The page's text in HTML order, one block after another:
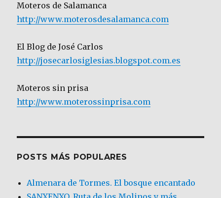
Moteros de Salamanca
http://www.moterosdesalamanca.com
El Blog de José Carlos
http://josecarlosiglesias.blogspot.com.es
Moteros sin prisa
http://www.moterossinprisa.com
POSTS MÁS POPULARES
Almenara de Tormes. El bosque encantado